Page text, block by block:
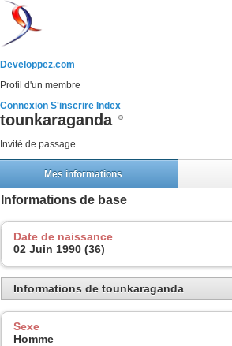
Developpez.com
Profil d'un membre
Connexion S'inscrire Index
tounkaraganda
Invité de passage
Mes informations
Informations de base
Date de naissance
02 Juin 1990 (36)
Informations de tounkaraganda
Sexe
Homme